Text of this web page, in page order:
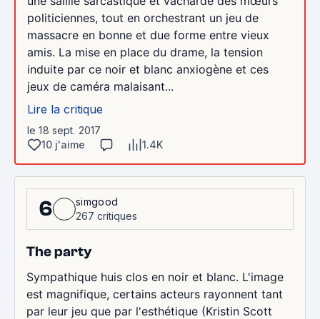
politiciennes, tout en orchestrant un jeu de
massacre en bonne et due forme entre vieux
amis. La mise en place du drame, la tension
induite par ce noir et blanc anxiogène et ces
jeux de caméra malaisant...
Lire la critique
le 18 sept. 2017
10 j'aime
1.4K
6
simgood
267 critiques
The party
Sympathique huis clos en noir et blanc. L'image
est magnifique, certains acteurs rayonnent tant
par leur jeu que par l'esthétique (Kristin Scott